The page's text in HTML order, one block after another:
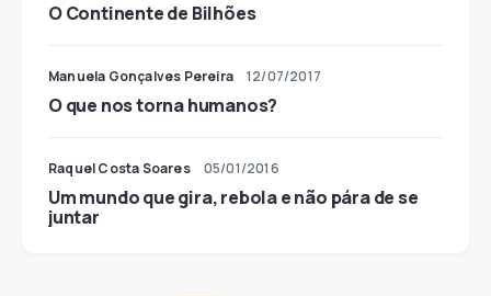
O Continente de Bilhões
Manuela Gonçalves Pereira 12/07/2017
O que nos torna humanos?
Raquel Costa Soares 05/01/2016
Um mundo que gira, rebola e não pára de se
juntar